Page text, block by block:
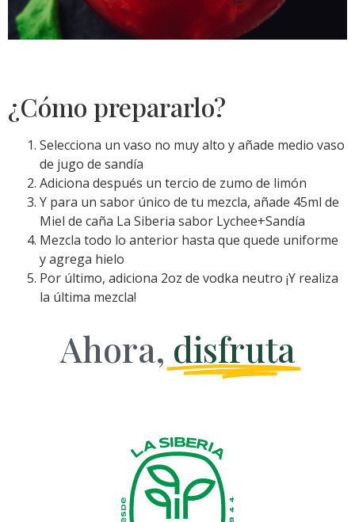
¿Cómo prepararlo?
Selecciona un vaso no muy alto y añade medio vaso
de jugo de sandía
Adiciona después un tercio de zumo de limón
Y para un sabor único de tu mezcla, añade 45ml de
Miel de caña La Siberia sabor Lychee+Sandía
Mezcla todo lo anterior hasta que quede uniforme
y agrega hielo
Por último, adiciona 2oz de vodka neutro ¡Y realiza
la última mezcla!
Ahora, disfruta